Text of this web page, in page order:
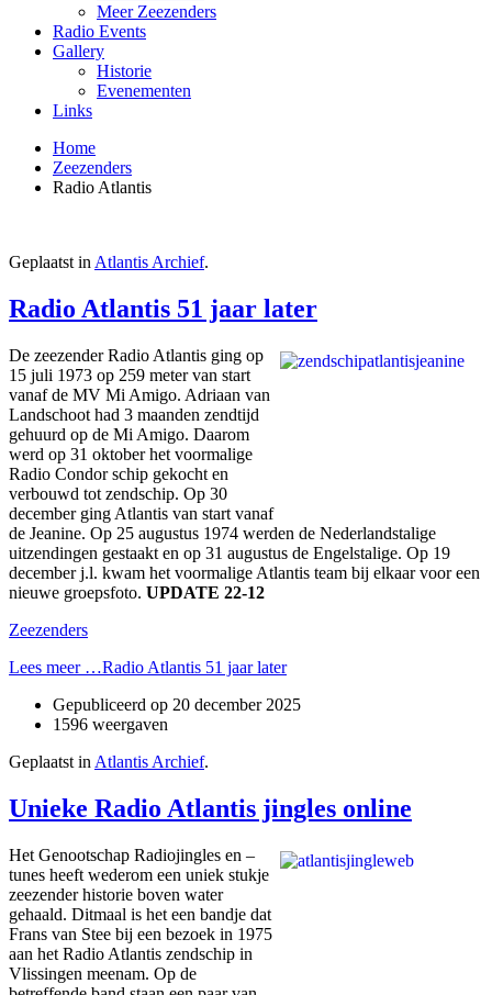
Meer Zeezenders
Radio Events
Gallery
Historie
Evenementen
Links
Home
Zeezenders
Radio Atlantis
Geplaatst in Atlantis Archief.
Radio Atlantis 51 jaar later
De zeezender Radio Atlantis ging op
15 juli 1973 op 259 meter van start
vanaf de MV Mi Amigo. Adriaan van
Landschoot had 3 maanden zendtijd
gehuurd op de Mi Amigo. Daarom
werd op 31 oktober het voormalige
Radio Condor schip gekocht en
verbouwd tot zendschip. Op 30
december ging Atlantis van start vanaf
de Jeanine. Op 25 augustus 1974 werden de Nederlandstalige
uitzendingen gestaakt en op 31 augustus de Engelstalige. Op 19
december j.l. kwam het voormalige Atlantis team bij elkaar voor een
nieuwe groepsfoto. UPDATE 22-12
Zeezenders
Lees meer …Radio Atlantis 51 jaar later
Gepubliceerd op 20 december 2025
1596 weergaven
Geplaatst in Atlantis Archief.
Unieke Radio Atlantis jingles online
Het Genootschap Radiojingles en –
tunes heeft wederom een uniek stukje
zeezender historie boven water
gehaald. Ditmaal is het een bandje dat
Frans van Stee bij een bezoek in 1975
aan het Radio Atlantis zendschip in
Vlissingen meenam. Op de